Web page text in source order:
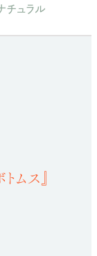
チュラル
ムス』